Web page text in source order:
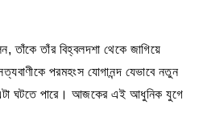
তাঁকে তাঁর বিহ্বলদশা থেকে জাগিয়ে
পরমহংস যোগানন্দ যেভাবে নতুন
এটা ঘটতে পারে। আজকের এই আধুনিক যুগে